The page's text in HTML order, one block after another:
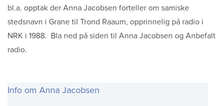
bl.a. opptak der Anna Jacobsen forteller om samiske
stedsnavn i Grane til Trond Raaum, opprinnelig på radio i
NRK i 1988. Bla ned på siden til Anna Jacobsen og Anbefalt
radio.
Info om Anna Jacobsen